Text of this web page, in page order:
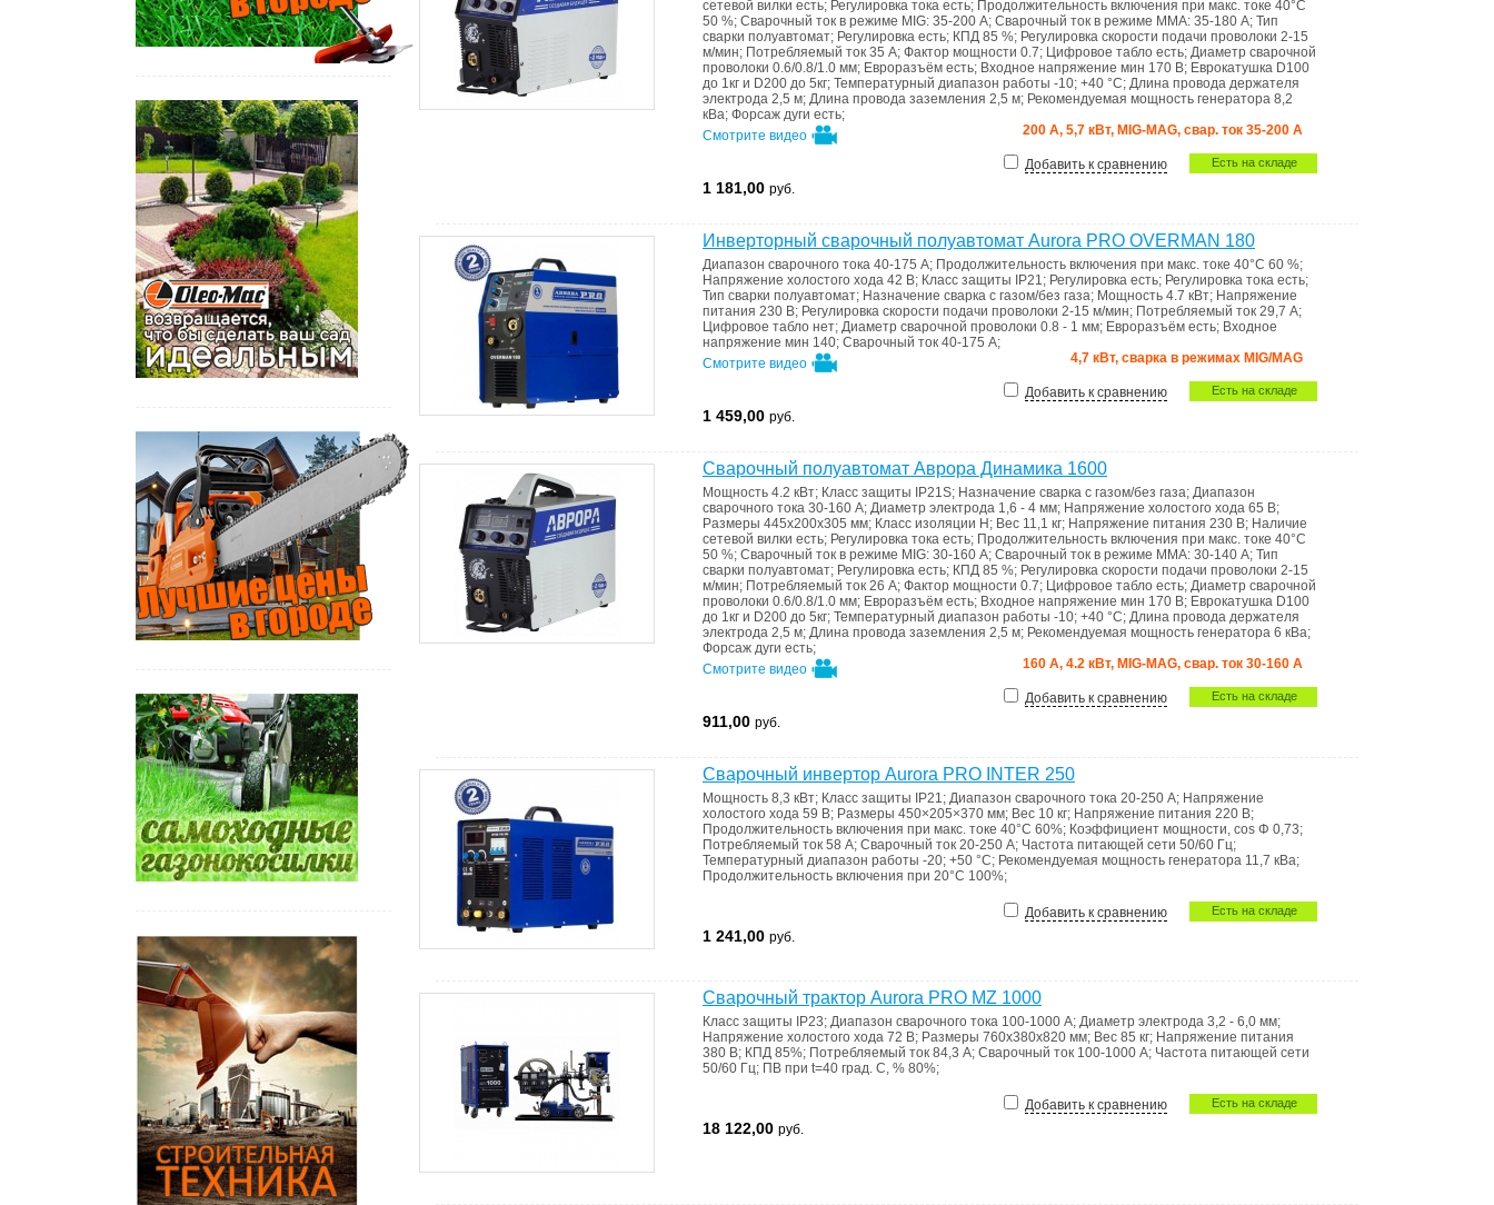
сетевой вилки есть; Регулировка тока есть; Продолжительность включения при макс. токе 40°C
50 %; Сварочный ток в режиме MIG: 35-200 А; Сварочный ток в режиме ММА: 35-180 А; Тип
сварки полуавтомат; Регулировка есть; КПД 85 %; Регулировка скорости подачи проволоки 2-15
м/мин; Потребляемый ток 35 А; Фактор мощности 0.7; Цифровое табло есть; Диаметр сварочной
проволоки 0.6/0.8/1.0 мм; Евроразъём есть; Входное напряжение мин 170 В; Еврокатушка D100
до 1кг и D200 до 5кг; Температурный диапазон работы -10; +40 °C; Длина провода держателя
электрода 2,5 м; Длина провода заземления 2,5 м; Рекомендуемая мощность генератора 8,2
кВа; Форсаж дуги есть;
200 А, 5,7 кВт, MIG-MAG, свар. ток 35-200 А
Смотрите видео
Есть на складе
Добавить к сравнению
1 181,00 руб.
Инверторный сварочный полуавтомат Aurora PRO OVERMAN 180
Диапазон сварочного тока 40-175 А; Продолжительность включения при макс. токе 40°C 60 %;
Напряжение холостого хода 42 В; Класс защиты IP21; Регулировка есть; Регулировка тока есть;
Тип сварки полуавтомат; Назначение сварка с газом/без газа; Мощность 4.7 кВт; Напряжение
питания 230 В; Регулировка скорости подачи проволоки 2-15 м/мин; Потребляемый ток 29,7 А;
Цифровое табло нет; Диаметр сварочной проволоки 0.8 - 1 мм; Евроразъём есть; Входное
напряжение мин 140; Сварочный ток 40-175 А;
4,7 кВт, сварка в режимах MIG/MAG
Смотрите видео
Есть на складе
Добавить к сравнению
1 459,00 руб.
Cварочный полуавтомат Аврора Динамика 1600
Мощность 4.2 кВт; Класс защиты IP21S; Назначение сварка с газом/без газа; Диапазон
сварочного тока 30-160 А; Диаметр электрода 1,6 - 4 мм; Напряжение холостого хода 65 В;
Размеры 445x200x305 мм; Класс изоляции Н ; Вес 11,1 кг; Напряжение питания 230 В; Наличие
сетевой вилки есть; Регулировка тока есть; Продолжительность включения при макс. токе 40°C
50 %; Сварочный ток в режиме MIG: 30-160 А; Сварочный ток в режиме ММА: 30-140 А; Тип
сварки полуавтомат; Регулировка есть; КПД 85 %; Регулировка скорости подачи проволоки 2-15
м/мин; Потребляемый ток 26 А; Фактор мощности 0.7; Цифровое табло есть; Диаметр сварочной
проволоки 0.6/0.8/1.0 мм; Евроразъём есть; Входное напряжение мин 170 В; Еврокатушка D100
до 1кг и D200 до 5кг; Температурный диапазон работы -10; +40 °C; Длина провода держателя
электрода 2,5 м; Длина провода заземления 2,5 м; Рекомендуемая мощность генератора 6 кВа;
Форсаж дуги есть;
160 А, 4.2 кВт, MIG-MAG, свар. ток 30-160 А
Смотрите видео
Есть на складе
Добавить к сравнению
911,00 руб.
Сварочный инвертор Aurora PRO INTER 250
Мощность 8,3 кВт; Класс защиты IP21; Диапазон сварочного тока 20-250 А; Напряжение
холостого хода 59 В; Размеры 450×205×370 мм; Вес 10 кг; Напряжение питания 220 В;
Продолжительность включения при макс. токе 40°C 60%; Коэффициент мощности, cos Φ 0,73;
Потребляемый ток 58 А; Сварочный ток 20-250 А; Частота питающей сети 50/60 Гц;
Температурный диапазон работы -20; +50 °C; Рекомендуемая мощность генератора 11,7 кВа;
Продолжительность включения при 20°C 100%;
Есть на складе
Добавить к сравнению
1 241,00 руб.
Сварочный трактор Aurora PRO MZ 1000
Класс защиты IP23; Диапазон сварочного тока 100-1000 А; Диаметр электрода 3,2 - 6,0 мм;
Напряжение холостого хода 72 В; Размеры 760x380x820 мм; Вес 85 кг; Напряжение питания
380 В; КПД 85%; Потребляемый ток 84,3 А; Сварочный ток 100-1000 А; Частота питающей сети
50/60 Гц; ПВ при t=40 град. С, % 80%;
Есть на складе
Добавить к сравнению
18 122,00 руб.